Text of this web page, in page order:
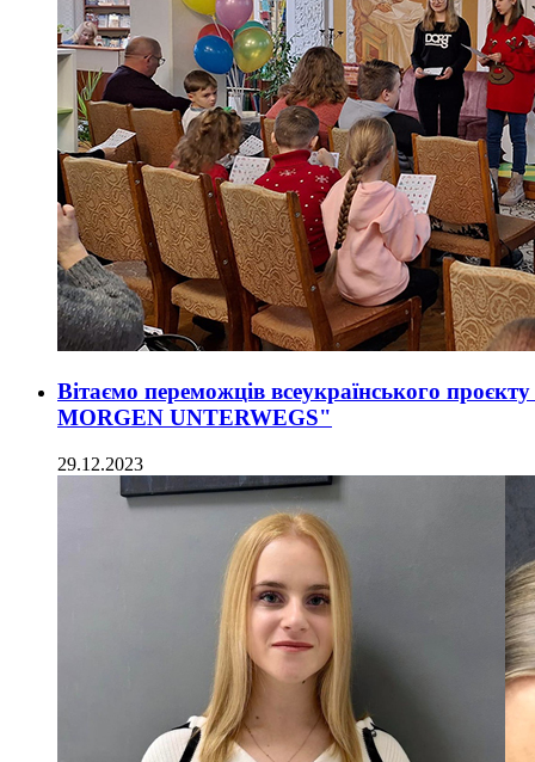
Вітаємо переможців всеукраїнського
MORGEN UNTERWEGS"
29.12.2023